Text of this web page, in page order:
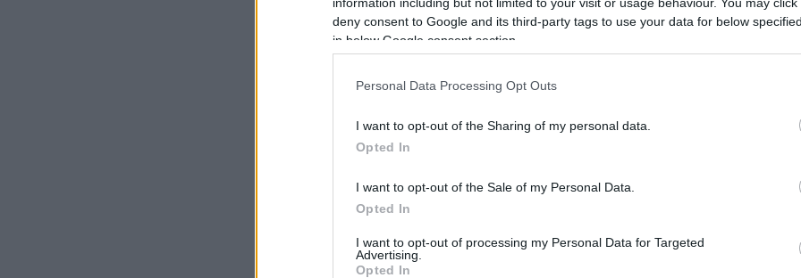
deny consent to Google and its third-party tags to use your data for below
in below Google consent section.
Personal Data Processing Opt Outs
I want to opt-out of the Sharing of my personal data.
Opted In
I want to opt-out of the Sale of my Personal Data.
Opted In
I want to opt-out of processing my Personal Data for Targeted
Advertising.
Opted In